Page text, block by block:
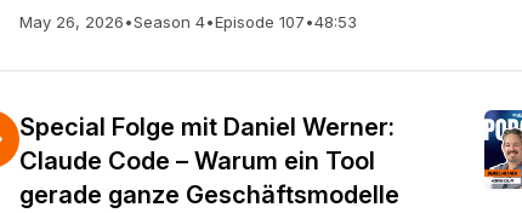
May 26, 2026•Season 4•Episode 107•48:53
Special Folge mit Daniel Werner:
Claude Code – Warum ein Tool
gerade ganze Geschäftsmodelle